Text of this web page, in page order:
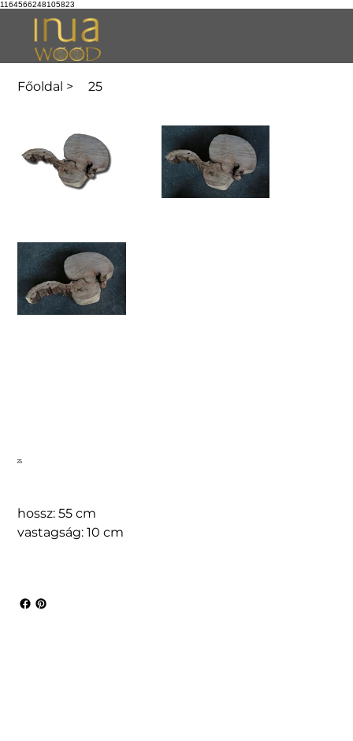
1164566248105823
Főoldal > 25
25
hossz: 55 cm
vastagság: 10 cm